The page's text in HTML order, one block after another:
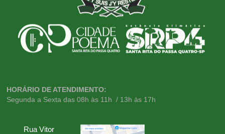
HORÁRIO DE ATENDIMENTO:
Segunda a Sexta das 08h às 11h / 13h às 17h
Rua Vitor